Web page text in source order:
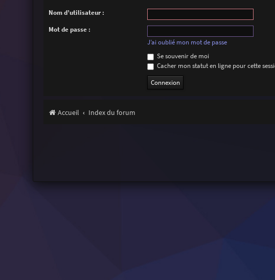
Nom d’utilisateur :
Mot de passe :
J’ai oublié mon mot de passe
Se souvenir de moi
Cacher mon statut en ligne pour cette
Accueil Index du forum